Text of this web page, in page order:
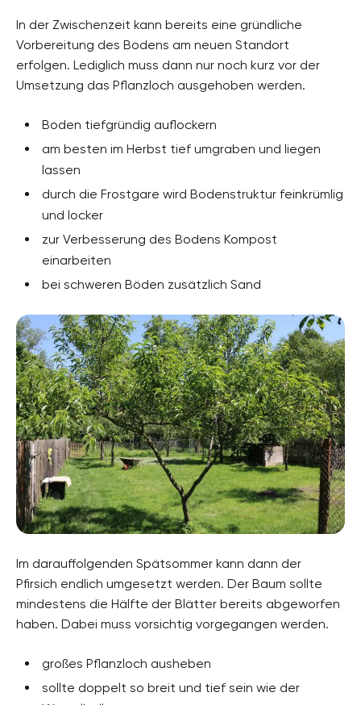
In der Zwischenzeit kann bereits eine gründliche
Vorbereitung des Bodens am neuen Standort
erfolgen. Lediglich muss dann nur noch kurz vor der
Umsetzung das Pflanzloch ausgehoben werden.
Boden tiefgründig auflockern
am besten im Herbst tief umgraben und liegen
lassen
durch die Frostgare wird Bodenstruktur feinkrümlig
und locker
zur Verbesserung des Bodens Kompost
einarbeiten
bei schweren Böden zusätzlich Sand
Im darauffolgenden Spätsommer kann dann der
Pfirsich endlich umgesetzt werden. Der Baum sollte
mindestens die Hälfte der Blätter bereits abgeworfen
haben. Dabei muss vorsichtig vorgegangen werden.
großes Pflanzloch ausheben
sollte doppelt so breit und tief sein wie der